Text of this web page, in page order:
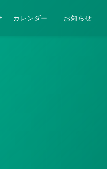
カレンダー お知らせ